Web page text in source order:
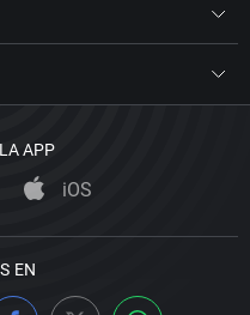
APP
iOS
EN